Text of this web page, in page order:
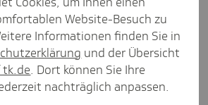
in Sachsen leicht
Sachsen
Website-Besuch zu
Informationen finden Sie in
und der Übersicht
tk.de. Dort können Sie Ihre
nachträglich anpassen.